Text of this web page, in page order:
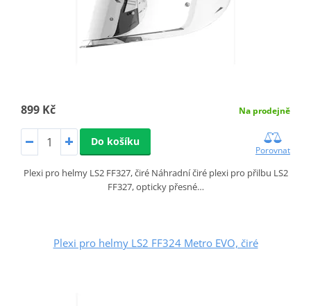
899 Kč Na prodejně
Do košíku
Porovnat
Plexi pro helmy LS2 FF327, čiré Náhradní čiré plexi pro přilbu LS2
FF327, opticky přesné…
Plexi pro helmy LS2 FF324 Metro EVO, čiré